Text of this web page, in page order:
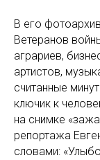
В его
Ветеранов
аграриев,
артистов,
считанные
ключик к
на снимке
репортажа
словами: